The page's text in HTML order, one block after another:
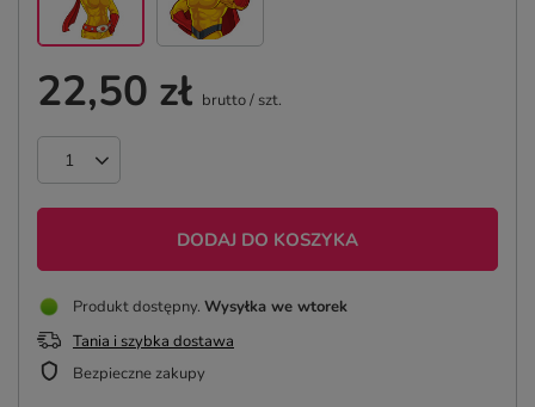
22,50 zł brutto/ szt.
DODAJ DO KOSZYKA
Produkt dostępny Wysyłka we wtorek
Tania i szybka dostawa
Bezpieczne zakupy